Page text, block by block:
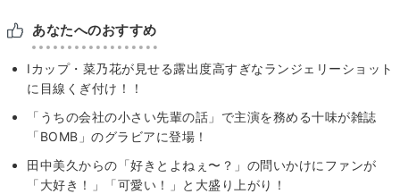
あなたへのおすすめ
Iカップ・菜乃花が見せる露出度高すぎなランジェリーショット
に目線くぎ付け！！
「うちの会社の小さい先輩の話」で主演を務める十味が雑誌
「BOMB」のグラビアに登場！
田中美久からの「好きとよねぇ〜？」の問いかけにファンが
「大好き！」「可愛い！」と大盛り上がり！